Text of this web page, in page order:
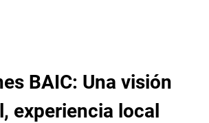
BAIC: Una visión
experiencia local